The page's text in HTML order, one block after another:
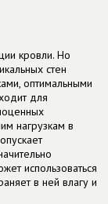
кровли. Но
стен
оптимальными
для
нагрузкам в
использоваться
в ней влагу и